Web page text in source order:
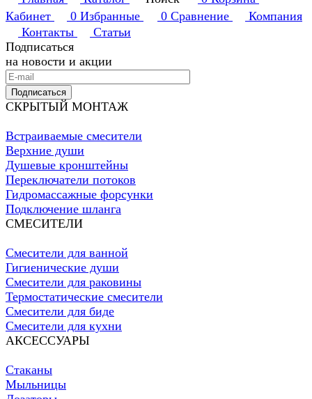
Кабинет
0 Избранные 0 Сравнение
Компания
Контакты
Статьи
Подписаться
на новости и акции
Подписаться
СКРЫТЫЙ МОНТАЖ
Встраиваемые смесители
Верхние души
Душевые кронштейны
Переключатели потоков
Гидромассажные форсунки
Подключение шланга
СМЕСИТЕЛИ
Смесители для ванной
Гигиенические души
Смесители для раковины
Термостатические смесители
Смесители для биде
Смесители для кухни
АКСЕССУАРЫ
Стаканы
Мыльницы